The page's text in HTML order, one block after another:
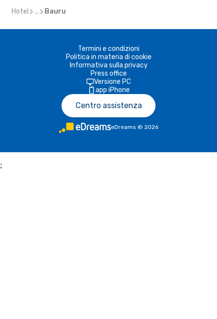
Hotel ... Bauru
Termini e condizioni
Politica in materia di cookie
Informativa sulla privacy
Press office
Versione PC
app iPhone
Centro assistenza
eDreams © 2026
;